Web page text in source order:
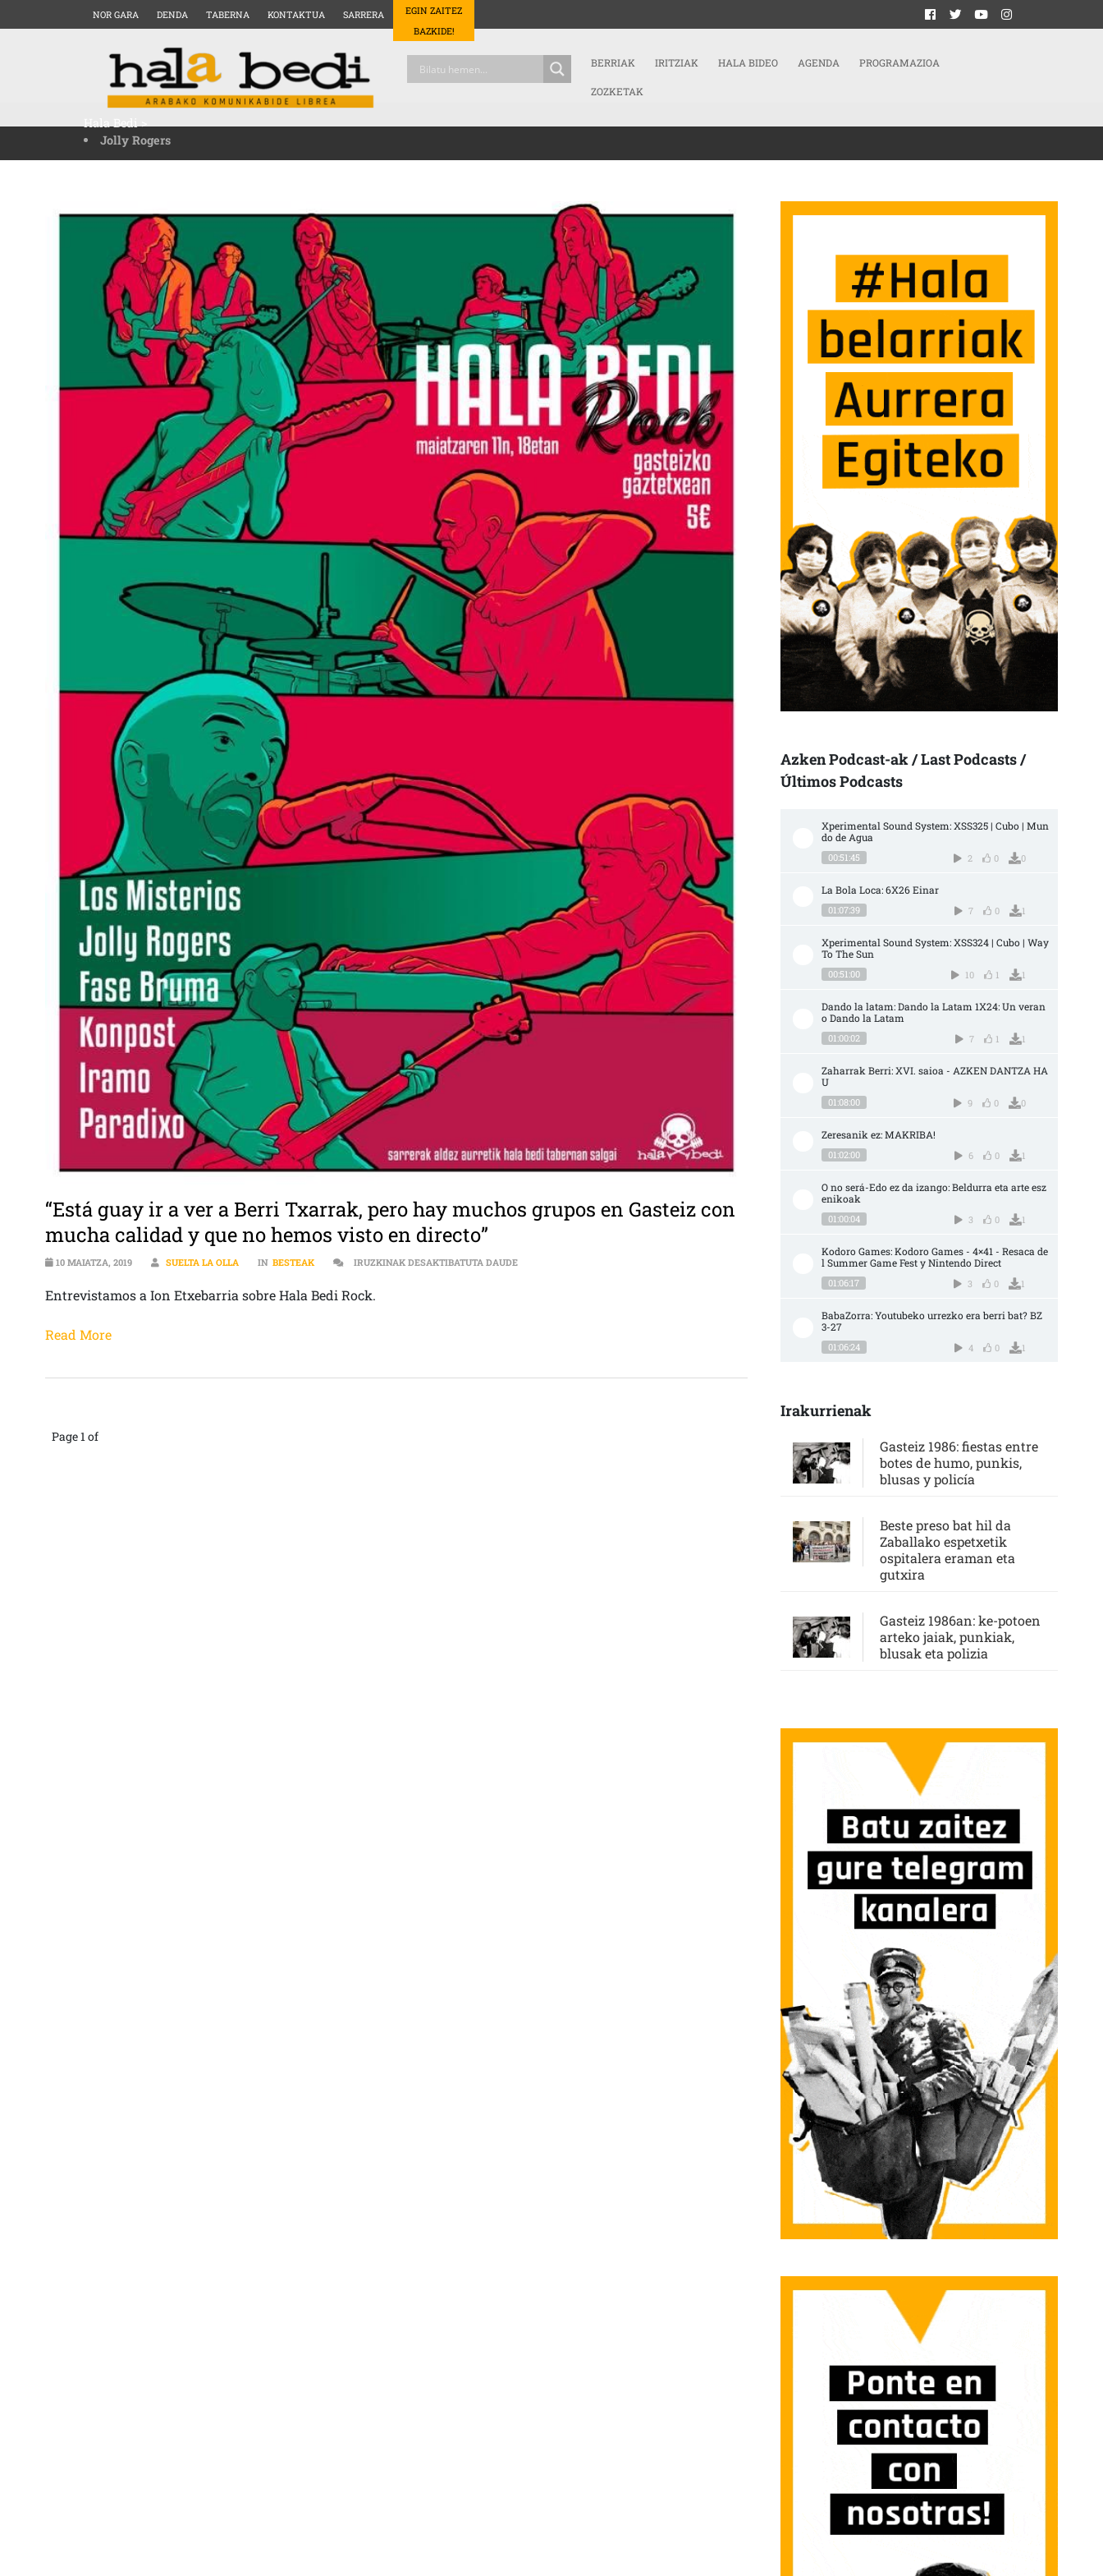
NOR GARA DENDA TABERNA KONTAKTUA SARRERA
EGIN ZAITEZ
BAZKIDE!
BERRIAK IRITZIAK HALA BIDEO AGENDA PROGRAMAZIOA
ZOZKETAK
Hala Bedi>
Jolly Rogers
“Está guay ir a ver a Berri Txarrak, pero hay muchos grupos en Gasteiz con
mucha calidad y que no hemos visto en directo”
10 MAIATZA, 2019 SUELTA LA OLLA IN BESTEAK IRUZKINAK DESAKTIBATUTA DAUDE“ESTÁ GUAY IR A VER A BERRI TXARRAK, PERO HAY MUCHOS GRUPOS EN GASTEIZ CON MUCHA CALIDAD Y QUE NO HEMOS
Entrevistamos a Ion Etxebarria sobre Hala Bedi Rock.
Read More
Page 1 of
Azken Podcast-ak / Last Podcasts /
Últimos Podcasts
Xperimental Sound System: XSS325 | Cubo | Mun
do de Agua
00:51:45 2 0 0
La Bola Loca: 6X26 Einar
01:07:39 7 0 1
Xperimental Sound System: XSS324 | Cubo | Way
To The Sun
00:51:00 10 1 1
Dando la latam: Dando la Latam 1X24: Un veran
o Dando la Latam
01:00:02 7 1 1
Zaharrak Berri: XVI. saioa - AZKEN DANTZA HA
U
01:08:00 9 0 0
Zeresanik ez: MAKRIBA!
01:02:00 6 0 1
O no será-Edo ez da izango: Beldurra eta arte esz
enikoak
01:00:04 3 0 1
Kodoro Games: Kodoro Games - 4×41 - Resaca de
l Summer Game Fest y Nintendo Direct
01:06:17 3 0 1
BabaZorra: Youtubeko urrezko era berri bat? BZ
3-27
01:06:24 4 0 1
Irakurrienak
Gasteiz 1986: fiestas entre
botes de humo, punkis,
blusas y policía
Beste preso bat hil da
Zaballako espetxetik
ospitalera eraman eta
gutxira
Gasteiz 1986an: ke-potoen
arteko jaiak, punkiak,
blusak eta polizia